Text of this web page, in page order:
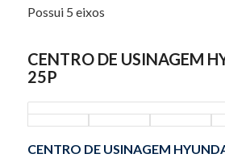
Possui 5 eixos
CENTRO DE USINAGEM
25P
CENTRO DE USINAGEM